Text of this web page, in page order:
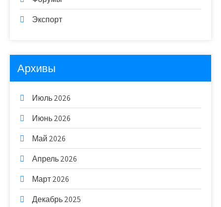
Экспорт
Архивы
Июль 2026
Июнь 2026
Май 2026
Апрель 2026
Март 2026
Декабрь 2025